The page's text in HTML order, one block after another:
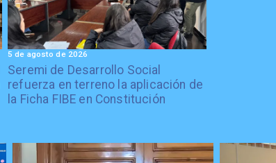
Seremi de Desarrollo Social
refuerza en terreno la aplicación de
la Ficha FIBE en Constitución
5 de agosto de 2026